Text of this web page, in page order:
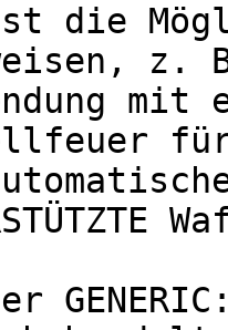
die
z.